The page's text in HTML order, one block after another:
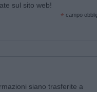
sul sito web!
* campo
siano trasferite a